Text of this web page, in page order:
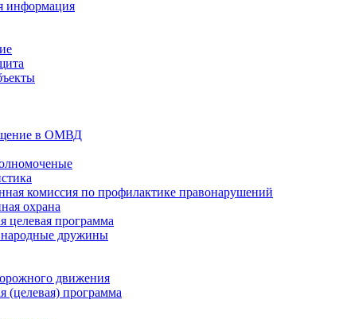
информация
в ОМВД
комиссия по профилактике правонарушений
охрана
целевая программа
дружины
движения
(целевая) программа